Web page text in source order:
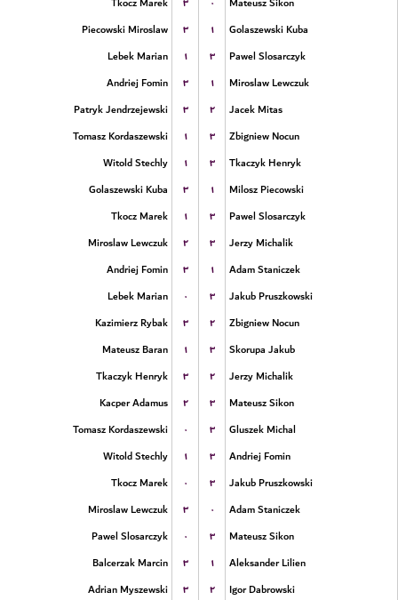
Piecowski Miroslaw
۳ ۱
Golaszewski Kuba
Lebek Marian
۱ ۳
Pawel Slosarczyk
Andriej Fomin
۳ ۱
Miroslaw Lewczuk
Patryk Jendrzejewski
۳ ۲
Jacek Mitas
Tomasz Kordaszewski
۱ ۳
Zbigniew Nocun
Witold Stechly
۱ ۳
Tkaczyk Henryk
Golaszewski Kuba
۳ ۱
Milosz Piecowski
Tkocz Marek
۱ ۳
Pawel Slosarczyk
Miroslaw Lewczuk
۲ ۳
Jerzy Michalik
Andriej Fomin
۳ ۱
Adam Staniczek
Lebek Marian
۰ ۳
Jakub Pruszkowski
Kazimierz Rybak
۳ ۲
Zbigniew Nocun
Mateusz Baran
۱ ۳
Skorupa Jakub
Tkaczyk Henryk
۳ ۲
Jerzy Michalik
Kacper Adamus
۲ ۳
Mateusz Sikon
Tomasz Kordaszewski
۰ ۳
Gluszek Michal
Witold Stechly
۱ ۳
Andriej Fomin
Tkocz Marek
۰ ۳
Jakub Pruszkowski
Miroslaw Lewczuk
۳ ۰
Adam Staniczek
Pawel Slosarczyk
۰ ۳
Mateusz Sikon
Balcerzak Marcin
۳ ۱
Aleksander Lilien
Adrian Myszewski
۳ ۲
Igor Dabrowski